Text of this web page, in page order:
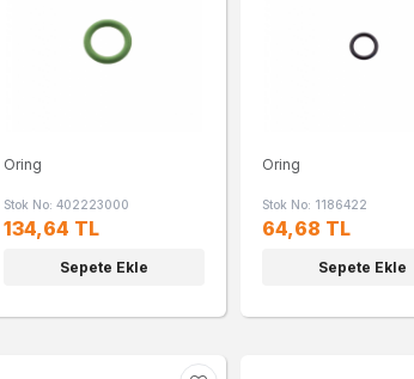
Oring
Stok No: 402223000
134,64 TL
Sepete Ekle
Oring
Stok No: 1186422
64,68 TL
Sepete Ekle